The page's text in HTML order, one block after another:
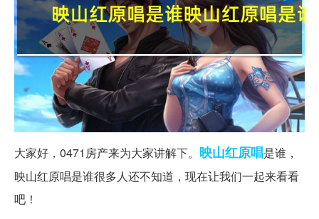
大家好，0471房产来为大家讲解下。 映山红原唱是谁，
映山红原唱是谁很多人还不知道，现在让我们一起来看看
吧！